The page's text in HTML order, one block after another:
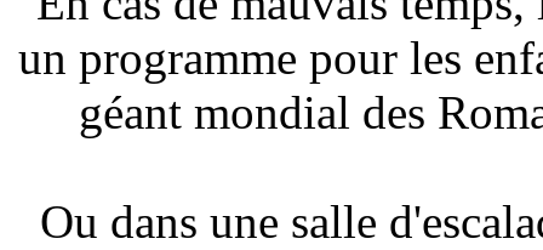
un programme pour les
géant mondial des
Ou dans une salle